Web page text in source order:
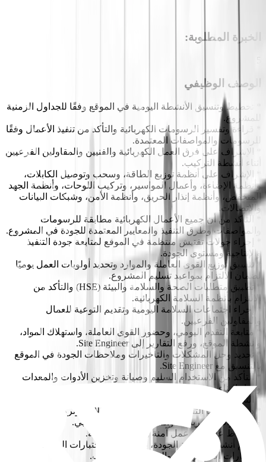
الخبرة المطلوبة:
الوصف الوظيفي
* تخطيط وتنسيق الأنشطة اليومية في الموقع وفقًا للجداول الزمنية
للمشروع.
* قراءة وتفسير الرسومات الكهربائية والتأكد من تنفيذ الأعمال وفقًا
للرسومات والمواصفات المعتمدة.
* الإشراف على فرق العمل الكهربائية والفنيين والمقاولين الفرعيين
أثناء أنشطة التركيب.
* الإشراف على أنظمة توزيع الطاقة، وسحب وتوصيل الكابلات،
وأنظمة الإضاءة، وأعمال المواسير، وتركيب اللوحات، وأنظمة الجهد
المنخفض، وأنظمة إنذار الحريق، وأنظمة الأمن، وشبكات البيانات
والاتصالات.
* التأكد من أن جميع الأعمال الكهربائية مطابقة للرسومات
والمواصفات وطرق التنفيذ والمعايير المعتمدة للجودة في المشروع.
* إجراء جولات تفتيش منتظمة في الموقع لمتابعة جودة التنفيذ
والإنتاجية ومستوى الجودة.
* تنسيق توزيع القوى العاملة والموارد وتحديد أولويات العمل يوميًا
لضمان الالتزام بمواعيد تسليم المشروع.
* تطبيق متطلبات الصحة والسلامة والبيئة (HSE) والتأكد من
الالتزام بأنظمة السلامة الكهربائية.
* إجراء اجتماعات السلامة اليومية وتقديم التوعية للعمال
والمقاولين الفرعيين.
* متابعة التقدم اليومي، وحضور القوى العاملة، واستهلاك المواد،
وأنشطة الموقع، ورفع التقارير إلى Site Engineer.
* تحديد وحل المشكلات والتأخيرات وملاحظات الجودة في الموقع
بالتنسيق مع Site Engineer.
* التأكد من الاستخدام السليم وصيانة وتخزين الأدوات والمعدات
ومواد البناء.
* التحقق من كمية وجودة المواد والمعدات المستلمة.
* دعم عمليات التفتيش على مسارات الكابلات، وتركيب المعدات،
والاختبارات الكهربائية، وأنشطة التشغيل التجريبي.
* الحفاظ على بيئة عمل آمنة ونظيفة ومنظمة.
* دعم أنشطة مراقبة الجودة، بما في ذلك اختبارات العزل،
واختبارات الاستمرارية، والتحقق من التركيب.